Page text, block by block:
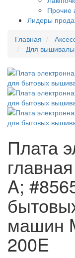
Прочие
Лидеры
Главная
Для
Плата
A;
машин
200E